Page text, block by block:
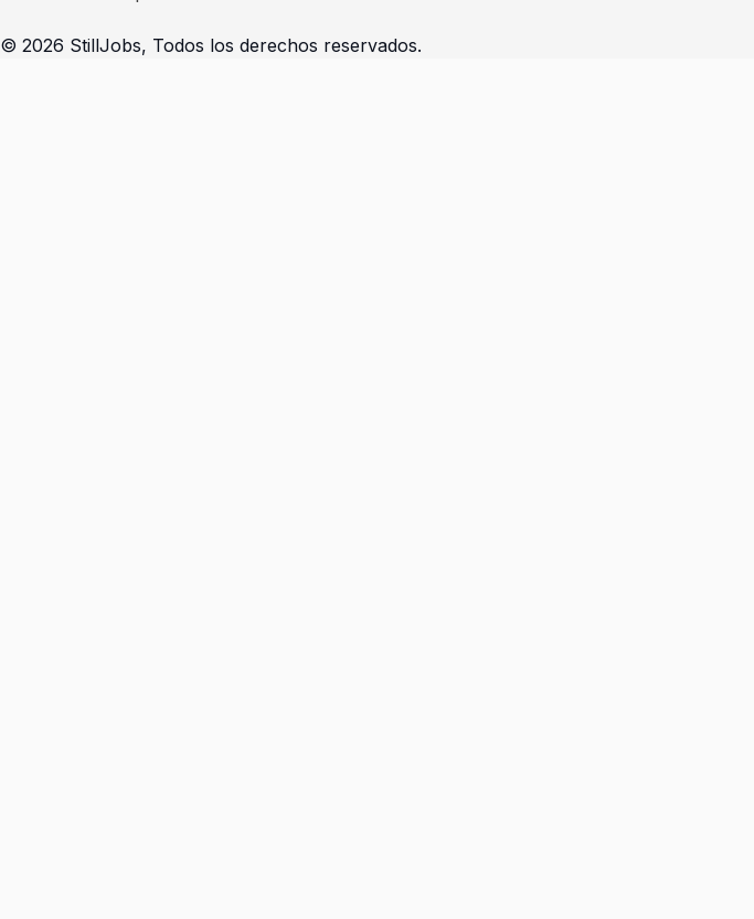
© 2026 StillJobs, Todos los derechos reservados.